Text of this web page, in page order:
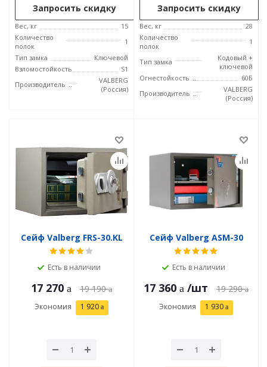
Запросить скидку
Вес, кг
15
Количество
полок
1
Тип замка
Ключевой
Взломостойкость
S1
Производитель
VALBERG
(Россия)
Запросить скидку
Вес, кг
28
Количество
полок
1
Тип замка
Кодовый +
ключевой
Огнестойкость
60Б
Производитель
VALBERG
(Россия)
Сейф Valberg FRS-30.KL
Есть в наличии
17 270 19 190
Экономия 1 920
Сейф Valberg ASM-30
Есть в наличии
17 360 /шт 19 290
Экономия 1 930